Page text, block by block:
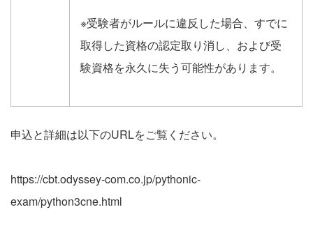
※受験者がルールに違反した場合、すでに
取得した資格の認定取り消し、および受
験資格を永久に失う可能性があります。
申込と詳細は以下のURLをご覧ください。
https://cbt.odyssey-com.co.jp/pythonic-
exam/python3cne.html